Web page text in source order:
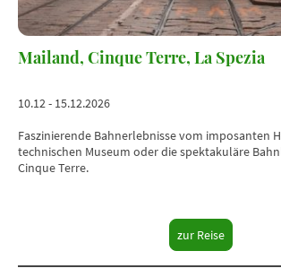
Mailand, Cinque Terre, La Spezia
10.12 - 15.12.2026
Faszinierende Bahnerlebnisse vom imposanten
technischen Museum oder die spektakuläre
Cinque Terre.
zur Reise